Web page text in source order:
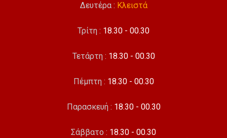
Δευτέρα : Κλειστά
Τρίτη : 18.30 - 00.30
Τετάρτη : 18.30 - 00.30
Πέμπτη : 18.30 - 00.30
Παρασκευή : 18.30 - 00.30
Σάββατο : 18.30 - 00.30